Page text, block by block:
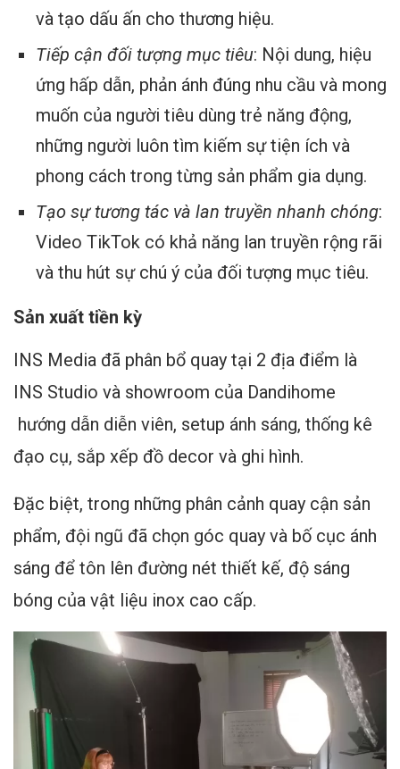
và tạo dấu ấn cho thương hiệu.
Tiếp cận đối tượng mục tiêu: Nội dung, hiệu
ứng hấp dẫn, phản ánh đúng nhu cầu và mong
muốn của người tiêu dùng trẻ năng động,
những người luôn tìm kiếm sự tiện ích và
phong cách trong từng sản phẩm gia dụng.
Tạo sự tương tác và lan truyền nhanh chóng:
Video TikTok có khả năng lan truyền rộng rãi
và thu hút sự chú ý của đối tượng mục tiêu.
Sản xuất tiền kỳ
INS Media đã phân bổ quay tại 2 địa điểm là
INS Studio và showroom của Dandihome
hướng dẫn diễn viên, setup ánh sáng, thống kê
đạo cụ, sắp xếp đồ decor và ghi hình.
Đặc biệt, trong những phân cảnh quay cận sản
phẩm, đội ngũ đã chọn góc quay và bố cục ánh
sáng để tôn lên đường nét thiết kế, độ sáng
bóng của vật liệu inox cao cấp.